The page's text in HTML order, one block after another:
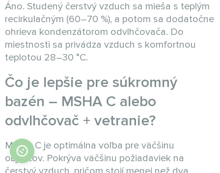
Áno. Studený čerstvý vzduch sa mieša s teplým
recirkulačným (60–70 %), a potom sa dodatočne
ohrieva kondenzátorom odvlhčovača. Do
miestnosti sa privádza vzduch s komfortnou
teplotou 28–30 °C.
Čo je lepšie pre súkromný
bazén – MSHA C alebo
odvlhčovač + vetranie?
MSHA C je optimálna voľba pre väčšinu
objektov. Pokrýva väčšinu požiadaviek na